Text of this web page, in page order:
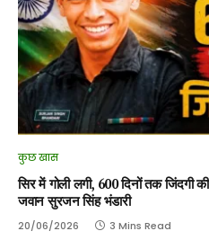
कुछ खास
सिर में गोली लगी, 600 दिनों तक जिंदगी
जवान सुरजन सिंह भंडारी
20/06/2026 3 Mins Read